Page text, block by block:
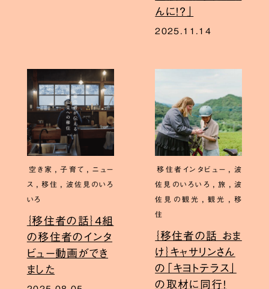
んに！？」
2025.11.14
空き家 , 子育て , ニュー
ス , 移住 , 波佐見のいろ
いろ
｛移住者の話｝4組
の移住者のインタ
ビュー動画ができ
ました
移住者インタビュー , 波
佐見のいろいろ , 旅 , 波
佐見の観光 , 観光 , 移
住
｛移住者の話 おま
け｝キャサリンさん
の「キヨトテラス」
の取材に同行！